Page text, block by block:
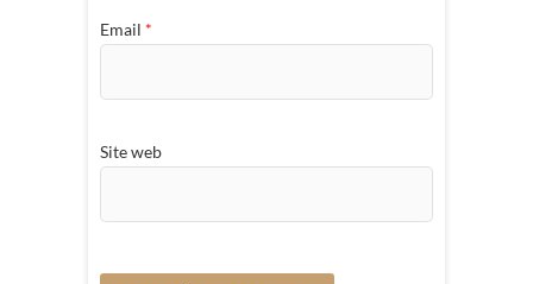
Email *
Site web